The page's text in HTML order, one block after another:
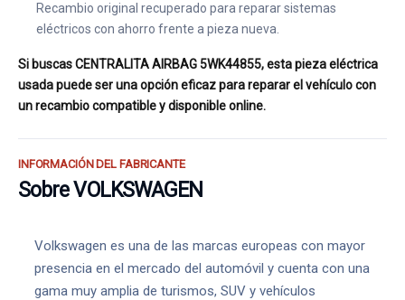
Recambio original recuperado para reparar sistemas
eléctricos con ahorro frente a pieza nueva.
Si buscas CENTRALITA AIRBAG 5WK44855, esta pieza eléctrica
usada puede ser una opción eficaz para reparar el vehículo con
un recambio compatible y disponible online.
INFORMACIÓN DEL FABRICANTE
Sobre VOLKSWAGEN
Volkswagen es una de las marcas europeas con mayor
presencia en el mercado del automóvil y cuenta con una
gama muy amplia de turismos, SUV y vehículos